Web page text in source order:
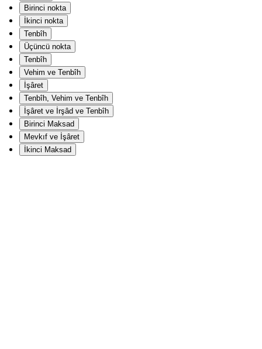
Birinci nokta
İkinci nokta
Tenbîh
Üçüncü nokta
Tenbîh
Vehim ve Tenbîh
İşâret
Tenbîh, Vehim ve Tenbîh
İşâret ve İrşâd ve Tenbîh
Birinci Maksad
Mevkıf ve İşâret
İkinci Maksad